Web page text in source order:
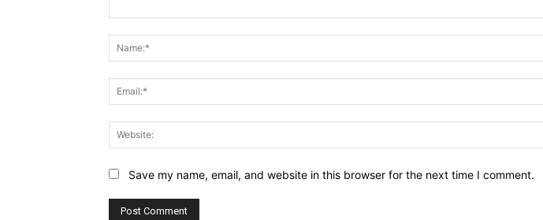
Save my name, email, and website in this browser for the next time I comment.